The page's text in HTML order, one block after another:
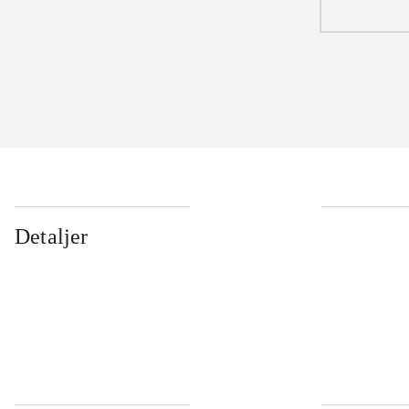
Detaljer